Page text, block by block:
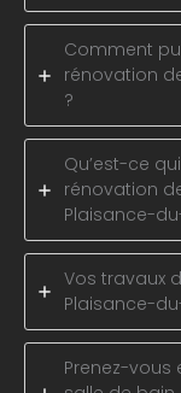
Comment
rénovation
?
Qu’est-ce
rénovation
Plaisance-
Vos travaux
Plaisance-
Prenez-vous